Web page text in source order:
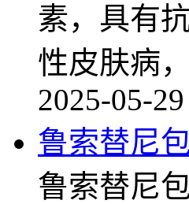
素，具有
性皮肤病
2025-05-29
鲁索替尼
鲁索替尼